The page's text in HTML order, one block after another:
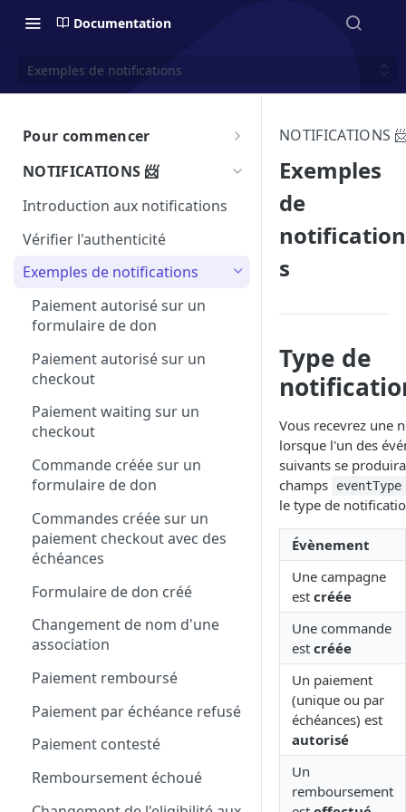
Documentation
Exemples de notifications
Pour commencer
Introduction à l'API de
HelloAsso ▶️
Tester votre intégration 🧪
Intégration en iframe
Accessibilité 🤝
Limite d'appels API
Pagination
SDK - Kits de développements
NOTIFICATIONS 📨
Introduction aux notifications
Vérifier l'authenticité
Exemples de notifications
Paiement autorisé sur un
formulaire de don
Paiement autorisé sur un
checkout
Paiement waiting sur un
checkout
Commande créée sur un
formulaire de don
Commandes créée sur un
paiement checkout avec des
échéances
Formulaire de don créé
Changement de nom d'une
association
Paiement remboursé
Paiement par échéance refusé
Paiement contesté
Remboursement échoué
NOTIFICATIONS
Exemples
de
notification
s
Type de
Vous recevrez une
lorsque l'un des
suivants se
champs
eventType
le type de
Évènement
Une campagne
est créée
Une commande
est créée
Un paiement
(unique ou par
échéances) est
autorisé
Un
remboursement